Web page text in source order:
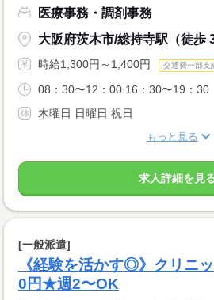
医療事務・調剤事務
大阪府茨木市/総持寺駅（徒歩 3
時給1,300円～1,400円 交通費一部支
08：30〜12：00 16：30〜19：30
木曜日 日曜日 祝日
もっと見る
求人詳細を見
[一般派遣]
《経験を活かす◎》クリニ
0円★週2〜OK